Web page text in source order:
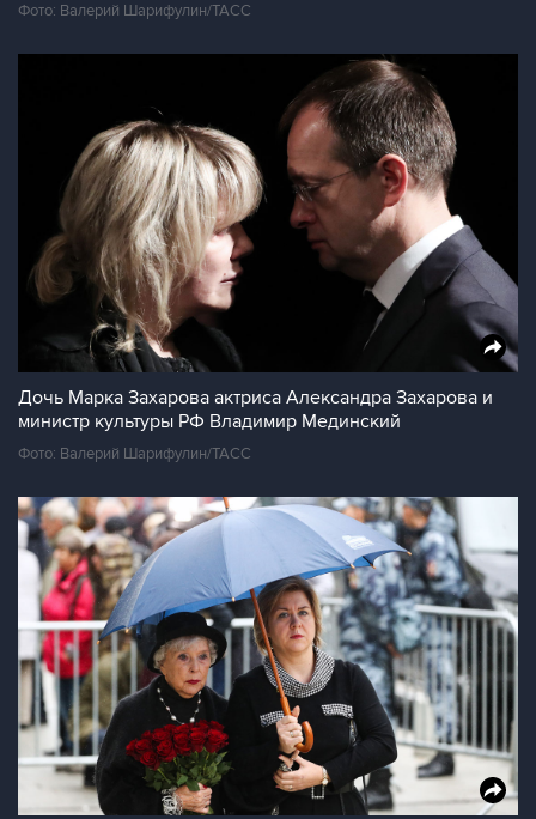
Фото: Валерий Шарифулин/ТАСС
Дочь Марка Захарова актриса Александра Захарова и
министр культуры РФ Владимир Мединский
Фото: Валерий Шарифулин/ТАСС